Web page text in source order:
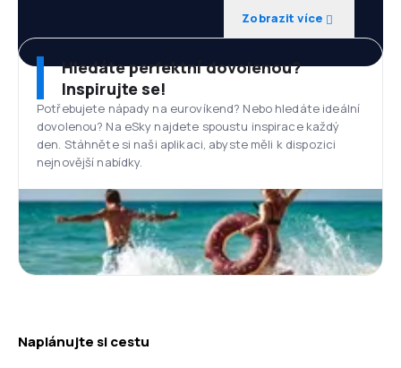
Zobrazit více
Hledáte perfektní dovolenou?
Inspirujte se!
Potřebujete nápady na eurovíkend? Nebo hledáte ideální
dovolenou? Na eSky najdete spoustu inspirace každý
den. Stáhněte si naši aplikaci, abyste měli k dispozici
nejnovější nabídky.
Naplánujte si cestu